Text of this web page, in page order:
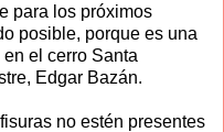
para los próximos
posible, porque es una
el cerro Santa
Edgar Bazán.
no estén presentes